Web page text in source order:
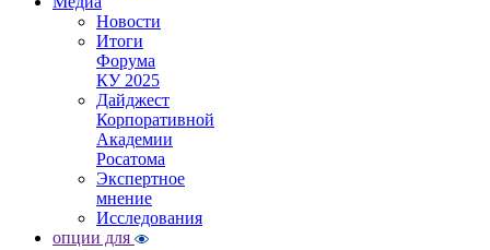
Новости
Итоги
Форума
КУ 2025
Дайджест
Корпоративной
Академии
Росатома
Экспертное
мнение
Исследования
опции для